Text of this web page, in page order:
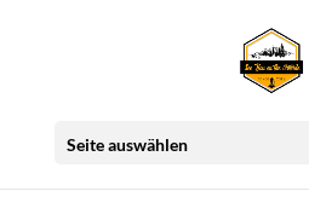
Seite auswählen